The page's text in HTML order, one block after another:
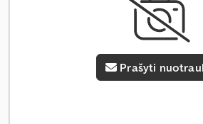
papildomi žibintai, plieninės vikšrinės
Prašyti